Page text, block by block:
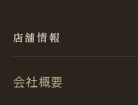
店舗情報
会社概要